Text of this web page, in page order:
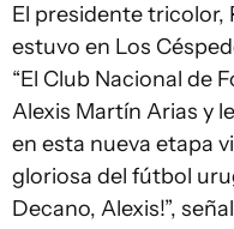
El presidente tricolor,
estuvo en Los
“El Club Nacional de
Alexis Martín Arias y
en esta nueva etapa
gloriosa del fútbol
Decano, Alexis!”,